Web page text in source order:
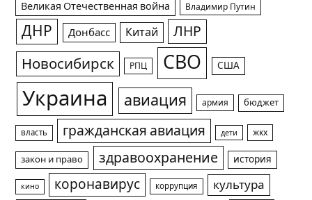
Великая Отечественная война Владимир Путин
ДНР Донбасс Китай ЛНР
Новосибирск РПЦ СВО США
Украина авиация армия бюджет
власть гражданская авиация дети жкх
закон и право здравоохранение история
кино коронавирус коррупция
культура